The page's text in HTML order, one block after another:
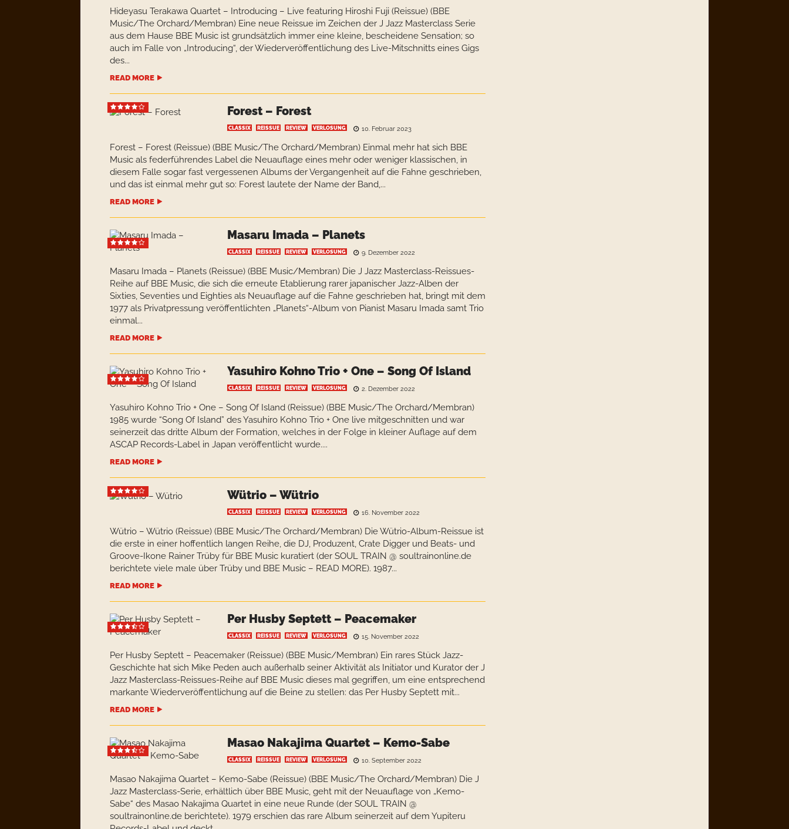
Hideyasu Terakawa Quartet – Introducing – Live featuring Hiroshi Fuji (Reissue) (BBE
Music/The Orchard/Membran) Eine neue Reissue im Zeichen der J Jazz Masterclass Serie
aus dem Hause BBE Music ist grundsätzlich immer eine kleine, bescheidene Sensation; so
auch im Falle von „Introducing“, der Wiederveröffentlichung des Live-Mitschnitts eines Gigs
des...
READ MORE
Forest – Forest
CLASSIX REISSUE REVIEW VERLOSUNG 10. Februar 2023
Forest – Forest (Reissue) (BBE Music/The Orchard/Membran) Einmal mehr hat sich BBE
Music als federführendes Label die Neuauflage eines mehr oder weniger klassischen, in
diesem Falle sogar fast vergessenen Albums der Vergangenheit auf die Fahne geschrieben,
und das ist einmal mehr gut so: Forest lautete der Name der Band,...
READ MORE
Masaru Imada – Planets
CLASSIX REISSUE REVIEW VERLOSUNG 9. Dezember 2022
Masaru Imada – Planets (Reissue) (BBE Music/Membran) Die J Jazz Masterclass-Reissues-
Reihe auf BBE Music, die sich die erneute Etablierung rarer japanischer Jazz-Alben der
Sixties, Seventies und Eighties als Neuauflage auf die Fahne geschrieben hat, bringt mit dem
1977 als Privatpressung veröffentlichten „Planets“-Album von Pianist Masaru Imada samt Trio
einmal...
READ MORE
Yasuhiro Kohno Trio + One – Song Of Island
CLASSIX REISSUE REVIEW VERLOSUNG 2. Dezember 2022
Yasuhiro Kohno Trio + One – Song Of Island (Reissue) (BBE Music/The Orchard/Membran)
1985 wurde “Song Of Island” des Yasuhiro Kohno Trio + One live mitgeschnitten und war
seinerzeit das dritte Album der Formation, welches in der Folge in kleiner Auflage auf dem
ASCAP Records-Label in Japan veröffentlicht wurde....
READ MORE
Wütrio – Wütrio
CLASSIX REISSUE REVIEW VERLOSUNG 16. November 2022
Wütrio – Wütrio (Reissue) (BBE Music/The Orchard/Membran) Die Wütrio-Album-Reissue ist
die erste in einer hoffentlich langen Reihe, die DJ, Produzent, Crate Digger und Beats- und
Groove-Ikone Rainer Trüby für BBE Music kuratiert (der SOUL TRAIN @ soultrainonline.de
berichtete viele male über Trüby und BBE Music – READ MORE). 1987...
READ MORE
Per Husby Septett – Peacemaker
CLASSIX REISSUE REVIEW VERLOSUNG 15. November 2022
Per Husby Septett – Peacemaker (Reissue) (BBE Music/Membran) Ein rares Stück Jazz-
Geschichte hat sich Mike Peden auch außerhalb seiner Aktivität als Initiator und Kurator der J
Jazz Masterclass-Reissues-Reihe auf BBE Music dieses mal gegriffen, um eine entsprechend
markante Wiederveröffentlichung auf die Beine zu stellen: das Per Husby Septett mit...
READ MORE
Masao Nakajima Quartet – Kemo-Sabe
CLASSIX REISSUE REVIEW VERLOSUNG 10. September 2022
Masao Nakajima Quartet – Kemo-Sabe (Reissue) (BBE Music/The Orchard/Membran) Die J
Jazz Masterclass-Serie, erhältlich über BBE Music, geht mit der Neuauflage von „Kemo-
Sabe“ des Masao Nakajima Quartet in eine neue Runde (der SOUL TRAIN @
soultrainonline.de berichtete). 1979 erschien das rare Album seinerzeit auf dem Yupiteru